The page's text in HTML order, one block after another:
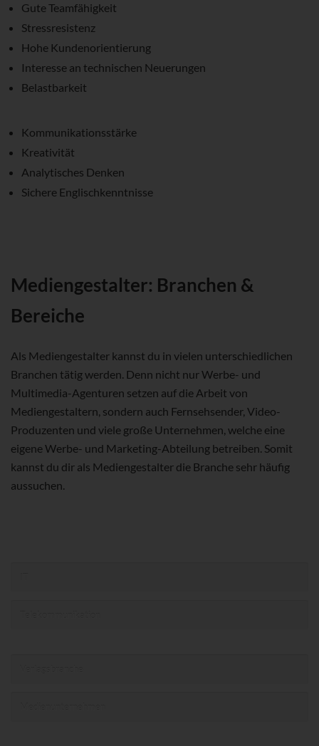
Gute Teamfähigkeit
Stressresistenz
Hohe Kundenorientierung
Interesse an technischen Neuerungen
Belastbarkeit
Kommunikationsstärke
Kreativität
Analytisches Denken
Sichere Englischkenntnisse
Mediengestalter: Branchen &
Bereiche
Als Mediengestalter kannst du in vielen unterschiedlichen
Branchen tätig werden. Denn nicht nur Werbe- und
Multimedia-Agenturen setzen auf die Arbeit von
Mediengestaltern, sondern auch Fernsehsender, Video-
Produzenten und viele große Unternehmen, welche eine
eigene Werbe- und Marketing-Abteilung betreiben. Somit
kannst du dir als Mediengestalter die Branche sehr häufig
aussuchen.